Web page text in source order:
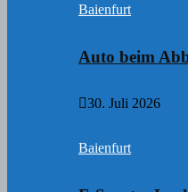
Baienfurt
Auto beim
30. Juli 2026
Baienfurt